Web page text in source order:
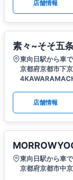
店舗情報
素々~そそ五
東向日駅から車
京都府京都市下
店舗情報
東向日駅から車
京都府京都市中